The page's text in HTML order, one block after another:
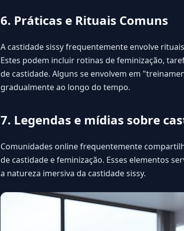
6. Práticas e Rituais Comuns
A castidade sissy frequentemente envolve
Estes podem incluir rotinas de feminização,
de castidade. Alguns se envolvem em
gradualmente ao longo do tempo.
7. Legendas e mídias sobre
Comunidades online frequentemente
de castidade e feminização. Esses elementos
a natureza imersiva da castidade sissy.